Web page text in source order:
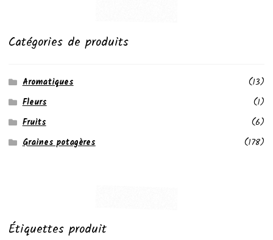
Catégories de produits
Aromatiques
(13)
Fleurs
(1)
Fruits
(6)
Graines potagères
(178)
Étiquettes produit